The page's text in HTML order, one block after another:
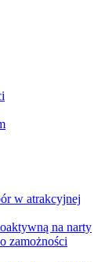
w atrakcyjnej
na narty
zamożności